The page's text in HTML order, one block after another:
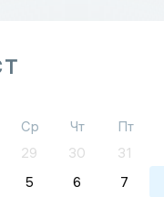
Ср Чт Пт
29 30 31
5 6 7